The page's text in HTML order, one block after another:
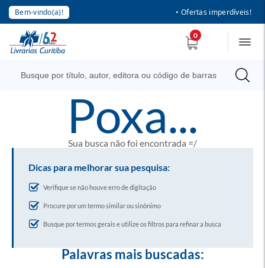
Bem-vindo(a)! • Ofertas imperdíveis!
0
poxa...
Sua busca não foi encontrada =/
Dicas para melhorar sua pesquisa:
Verifique se não houve erro de digitação
Procure por um termo similar ou sinônimo
Busque por termos gerais e utilize os filtros para refinar a busca
Palavras mais buscadas: